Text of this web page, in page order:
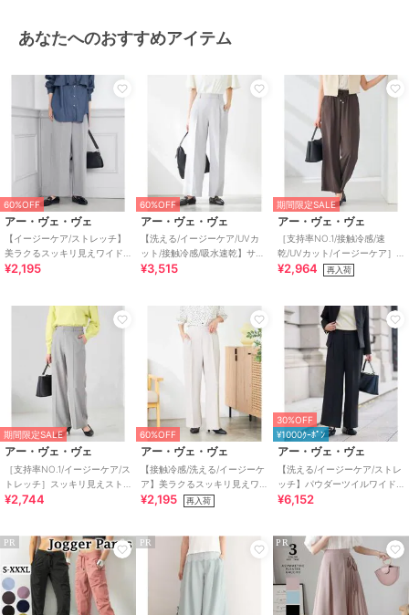
商品のお取り扱い方法
特徴
ポリエステル素材/ 無地
ストレッチ /
テーパード
/セレモニー・入学式・卒
その他パンツ
ポリエステル素材
洗え
る/ストレッチ/スキニー・ス
リム/テーパード/ ストレート
パンツ
セレモニー・入学式・卒
原産国
あなたへのおすすめアイテム
60%OFF
アー・ヴェ・ヴェ
【イージーケア/ストレッチ】
美ラクるスッキリ見えワイド
パンツ
¥2,195
60%OFF
アー・ヴェ・ヴェ
【洗える/イージーケア/UVカ
ット/接触冷感/吸水速乾】サマ
ーストレッチワイドパンツ
¥3,515
期間限定SALE
アー・ヴェ・ヴェ
［支持率NO.1/接触冷感/速
乾/UVカット/イージーケア］
イージーワイドパンツ【WEB
¥2,964 再入荷
期間限定SALE
アー・ヴェ・ヴェ
［支持率NO.1/イージーケア/ス
トレッチ］スッキリ見えスト
レートパンツ
¥2,744
60%OFF
アー・ヴェ・ヴェ
【接触冷感/洗える/イージーケ
ア】美ラクるスッキリ見えワ
イドパンツ
¥2,195 再入荷
30%OFF
¥1000ｸｰﾎﾟﾝ
アー・ヴェ・ヴェ
【洗える/イージーケア/ストレ
ッチ】パウダーツイルワイド
ストレートパンツ
¥6,152
PR PR PR